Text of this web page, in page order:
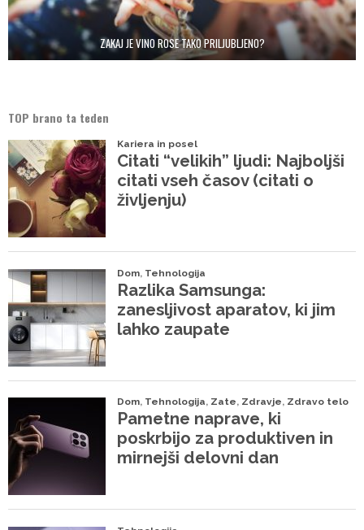
ZAKAJ JE VINO ROSE TAKO PRILJUBLJENO?
TOP brano ta teden